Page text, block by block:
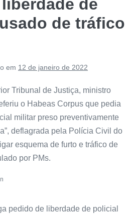
de
de tráfico
em 12 de janeiro de 2022
Tribunal de Justiça, ministro
o Habeas Corpus que pedia
militar preso preventivamente
deflagrada pela Polícia Civil do
esquema de furto e tráfico de
por PMs.
pedido de liberdade de policial